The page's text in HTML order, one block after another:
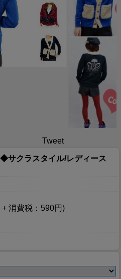
Tweet
サクラスタイル/レディース
消費税：590円)